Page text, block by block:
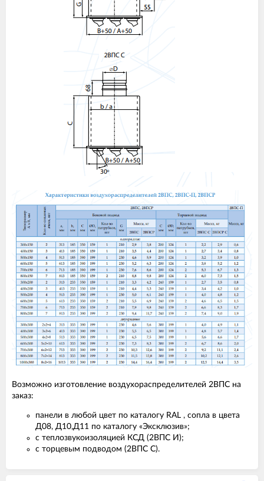
Возможно изготовление воздухораспределителей 2ВПС на
заказ:
панели в любой цвет по каталогу RAL , сопла в цвета
Д08, Д10,Д11 по каталогу «Эксклюзив»;
с теплозвукоизоляцией КСД (2ВПС И);
с торцевым подводом (2ВПС С).